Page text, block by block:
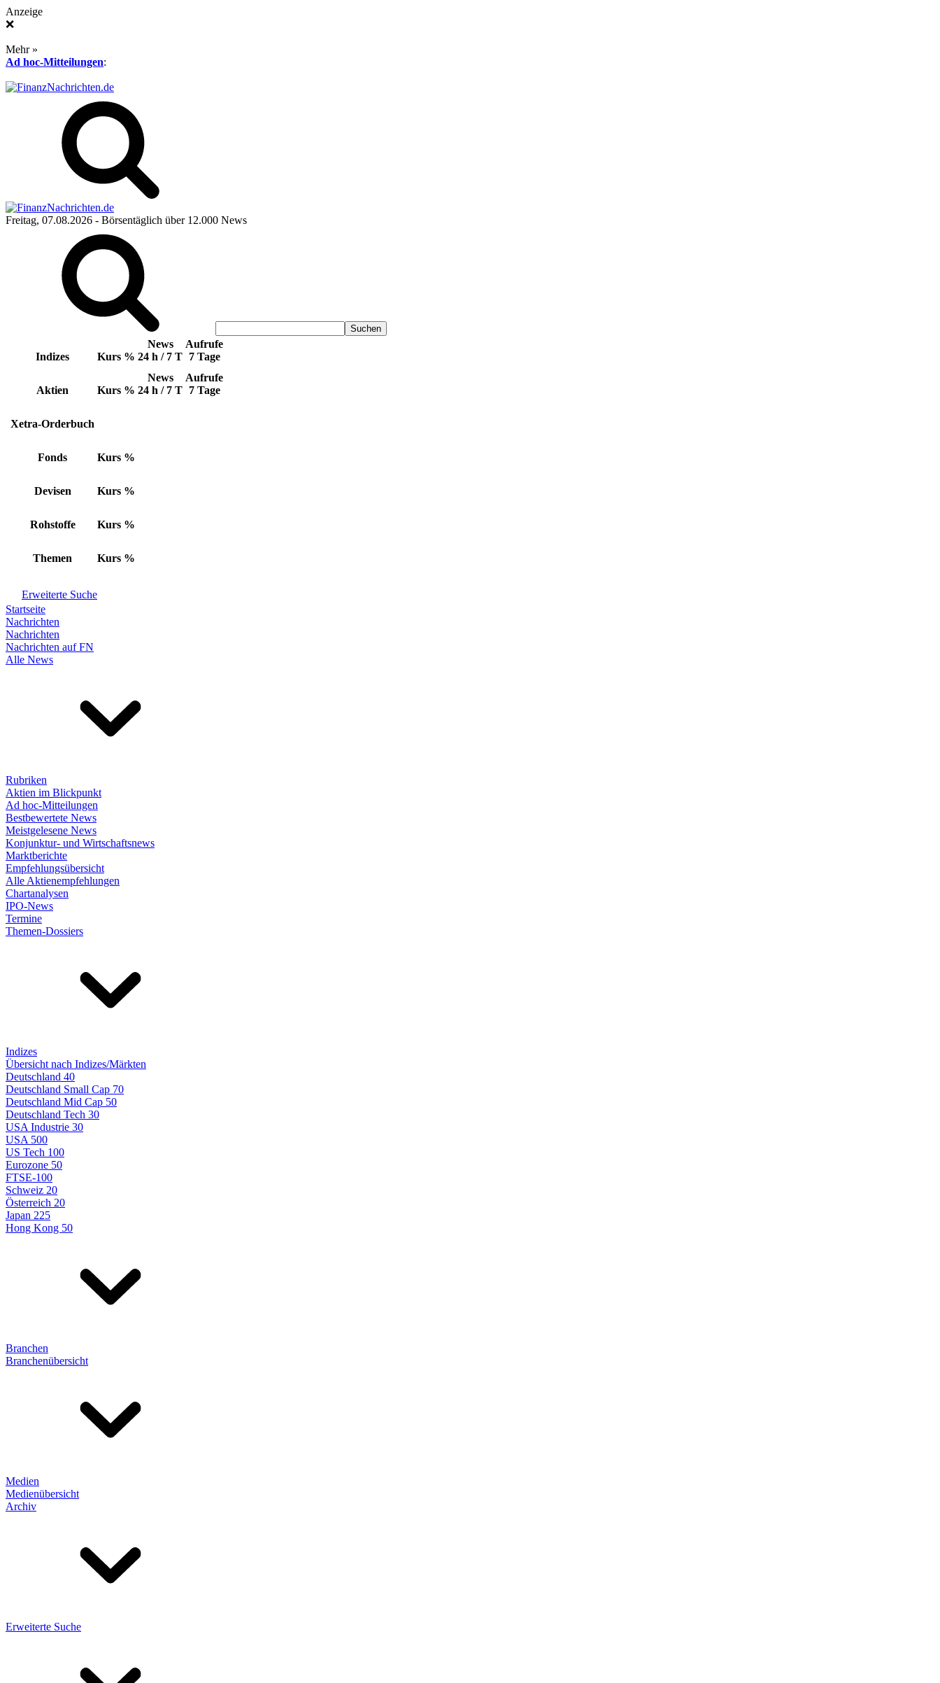
Anzeige
❌
Mehr »
Ad hoc-Mitteilungen:
Freitag, 07.08.2026 - Börsentäglich über 12.000 News
Indizes Kurs %
News
24 h / 7 T
Aufrufe
7 Tage
Aktien Kurs %
News
24 h / 7 T
Aufrufe
7 Tage
Xetra-Orderbuch
Fonds Kurs %
Devisen Kurs %
Rohstoffe Kurs %
Themen Kurs %
Erweiterte Suche
Startseite
Nachrichten
Nachrichten
Nachrichten auf FN
Alle News
Rubriken
Aktien im Blickpunkt
Ad hoc-Mitteilungen
Bestbewertete News
Meistgelesene News
Konjunktur- und Wirtschaftsnews
Marktberichte
Empfehlungsübersicht
Alle Aktienempfehlungen
Chartanalysen
IPO-News
Termine
Themen-Dossiers
Indizes
Übersicht nach Indizes/Märkten
Deutschland 40
Deutschland Small Cap 70
Deutschland Mid Cap 50
Deutschland Tech 30
USA Industrie 30
USA 500
US Tech 100
Eurozone 50
FTSE-100
Schweiz 20
Österreich 20
Japan 225
Hong Kong 50
Branchen
Branchenübersicht
Medien
Medienübersicht
Archiv
Erweiterte Suche